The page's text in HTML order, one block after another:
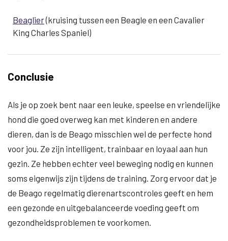
Beaglier(kruising tussen een Beagle en een Cavalier
King Charles Spaniel)
Conclusie
Als je op zoek bent naar een leuke, speelse en vriendelijke
hond die goed overweg kan met kinderen en andere
dieren, dan is de Beago misschien wel de perfecte hond
voor jou. Ze zijn intelligent, trainbaar en loyaal aan hun
gezin. Ze hebben echter veel beweging nodig en kunnen
soms eigenwijs zijn tijdens de training. Zorg ervoor dat je
de Beago regelmatig dierenartscontroles geeft en hem
een gezonde en uitgebalanceerde voeding geeft om
gezondheidsproblemen te voorkomen.